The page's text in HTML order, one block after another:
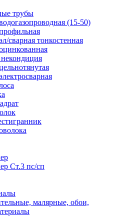
трубы
(15-50)
сварная тонкостенная
Ст.3 пс/сп
малярные, обои,